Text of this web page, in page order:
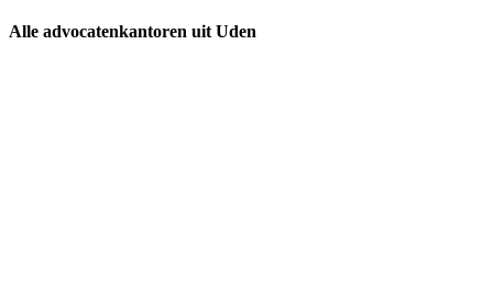
Alle advocatenkantoren uit Uden